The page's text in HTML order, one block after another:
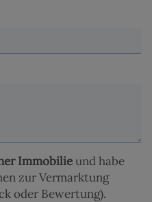
Immobilie und habe
zur Vermarktung
oder Bewertung).